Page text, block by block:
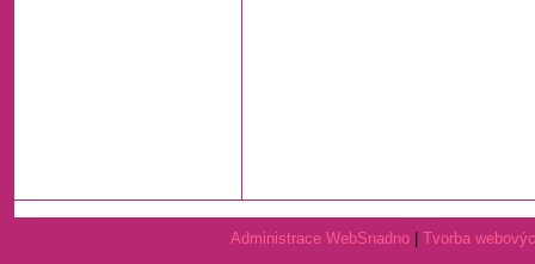
Administrace WebSnadno Tvorba